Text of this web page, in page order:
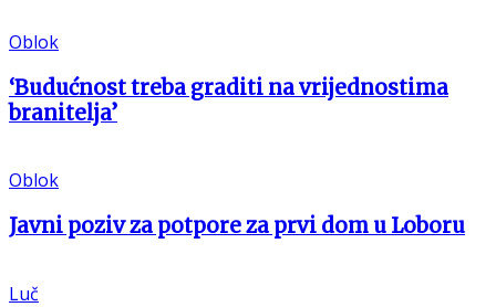
Oblok
‘Budućnost treba graditi na vrijednostima
branitelja’
Oblok
Javni poziv za potpore za prvi dom u Loboru
Luč